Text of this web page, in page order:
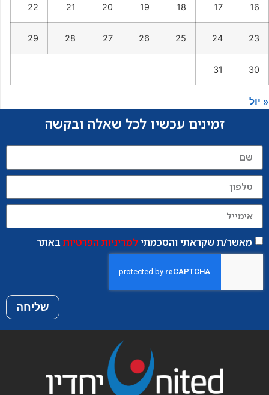
16
17
18
19
20
21
22
23
24
25
26
27
28
29
30
31
« יול
זמינים עכשיו לכל שאלה ובקשה
מאשר/ת שקראתי והסכמתילמדיניות הפרטיותבאתר
שליחה